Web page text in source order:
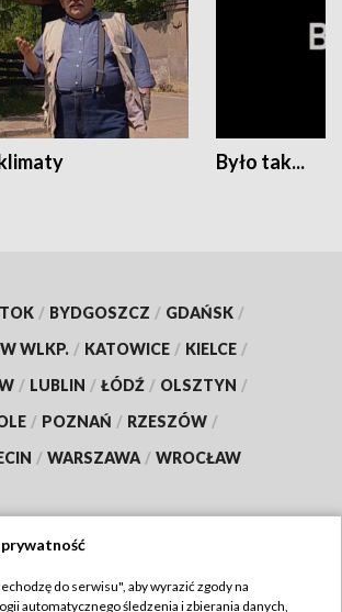
Było tak...
/ BYDGOSZCZ / GDAŃSK /
WLKP. / KATOWICE / KIELCE /
/ LUBLIN / ŁÓDŹ / OLSZTYN /
/ POZNAŃ / RZESZÓW /
/ WARSZAWA / WROCŁAW
do serwisu", aby wyrazić zgody na
automatycznego śledzenia i zbierania danych,